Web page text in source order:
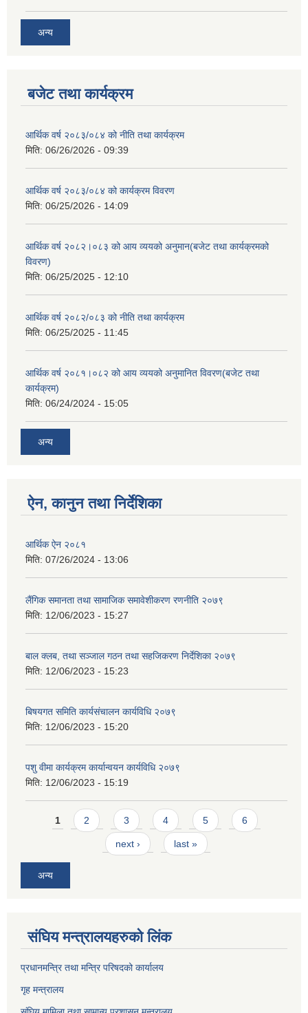
अन्य
बजेट तथा कार्यक्रम
आर्थिक वर्ष २०८३/०८४ को नीति तथा कार्यक्रम
मिति: 06/26/2026 - 09:39
आर्थिक वर्ष २०८३/०८४ को कार्यक्रम विवरण
मिति: 06/25/2026 - 14:09
आर्थिक वर्ष २०८२।०८३ को आय व्ययको अनुमान(बजेट तथा कार्यक्रमको
विवरण)
मिति: 06/25/2025 - 12:10
आर्थिक वर्ष २०८२/०८३ को नीति तथा कार्यक्रम
मिति: 06/25/2025 - 11:45
आर्थिक वर्ष २०८१।०८२ को आय व्ययको अनुमानित विवरण(बजेट तथा
कार्यक्रम)
मिति: 06/24/2024 - 15:05
अन्य
ऐन, कानुन तथा निर्देशिका
आर्थिक ऐन २०८१
मिति: 07/26/2024 - 13:06
लैंगिक समानता तथा सामाजिक समावेशीकरण रणनीति २०७९
मिति: 12/06/2023 - 15:27
बाल क्लब, तथा सञ्जाल गठन तथा सहजिकरण निर्देशिका २०७९
मिति: 12/06/2023 - 15:23
बिषयगत समिति कार्यसंचालन कार्यविधि २०७९
मिति: 12/06/2023 - 15:20
पशु वीमा कार्यक्रम कार्यान्वयन कार्यविधि २०७९
मिति: 12/06/2023 - 15:19
Pages
1 2 3 4 5 6
next › last »
अन्य
संघिय मन्त्र‍ालयहरुको लिंक
प्रधानमन्त्रि तथा मन्त्रि परिषदको कार्यालय
गृह मन्त्रालय